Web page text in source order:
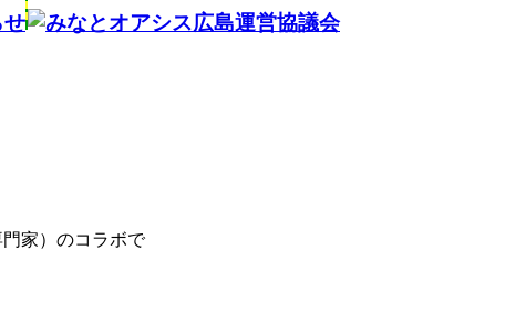
家）のコラボで